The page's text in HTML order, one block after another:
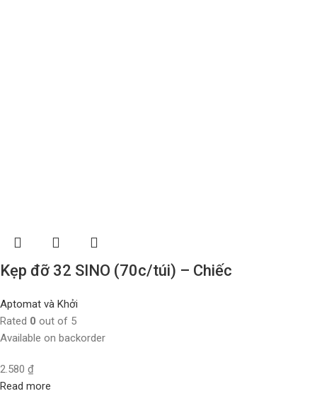
Kẹp đỡ 32 SINO (70c/túi) – Chiếc
Aptomat và Khởi
Rated 0 out of 5
Available on backorder
2.580 ₫
Read more